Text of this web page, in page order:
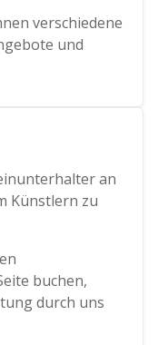
verschiedene
und
an
Künstlern zu
buchen,
durch uns